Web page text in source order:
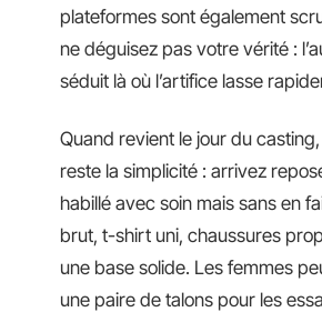
plateformes sont également
ne déguisez pas votre vérité :
séduit là où l’artifice lasse
Quand revient le jour du
reste la simplicité : arrivez
habillé avec soin mais sans en
brut, t-shirt uni, chaussures
une base solide. Les femmes
une paire de talons pour les